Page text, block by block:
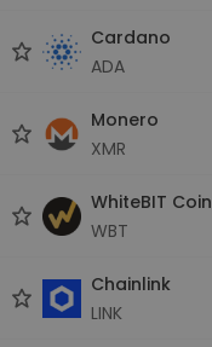
Cardano
ADA
Monero
XMR
WhiteBIT Coin
WBT
Chainlink
LINK